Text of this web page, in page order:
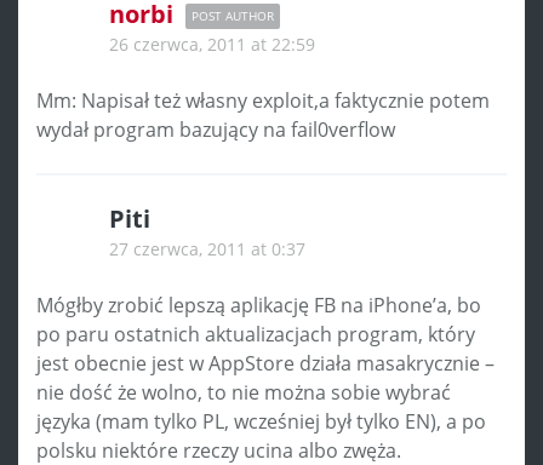
norbi POST AUTHOR
26 czerwca, 2011 at 22:59
Mm: Napisał też własny exploit,a faktycznie potem
wydał program bazujący na fail0verflow
Piti
27 czerwca, 2011 at 0:37
Mógłby zrobić lepszą aplikację FB na iPhone’a, bo
po paru ostatnich aktualizacjach program, który
jest obecnie jest w AppStore działa masakrycznie –
nie dość że wolno, to nie można sobie wybrać
języka (mam tylko PL, wcześniej był tylko EN), a po
polsku niektóre rzeczy ucina albo zwęża.